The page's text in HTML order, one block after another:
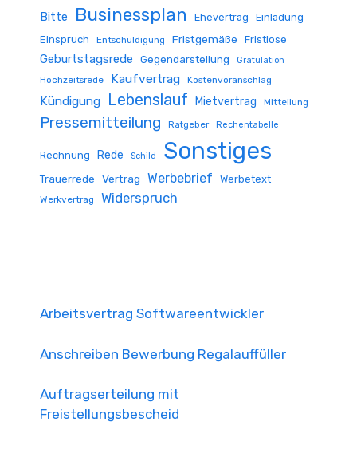
Bitte Businessplan Ehevertrag
Einladung
Einspruch
Entschuldigung Fristgemäße Fristlose
Geburtstagsrede Gegendarstellung Gratulation
Hochzeitsrede Kaufvertrag Kostenvoranschlag
Kündigung Lebenslauf Mietvertrag Mitteilung
Pressemitteilung Ratgeber Rechentabelle
Rechnung Rede Schild Sonstiges
Trauerrede Vertrag Werbebrief Werbetext
Werkvertrag Widerspruch
Arbeitsvertrag Softwareentwickler
Anschreiben Bewerbung Regalauffüller
Auftragserteilung mit
Freistellungsbescheid